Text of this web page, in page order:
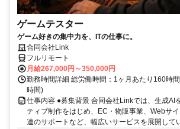
ゲームテスター
ゲーム好きの集中力を、ITの仕事に。
合同会社Link
フルリモート
月給267,000円～350,000円
勤務時間詳細 総労働時間：1ヶ月あたり160時
時間)
仕事内容 ●募集背景 合同会社Linkでは、生成AI
ティブ制作をはじめ、EC・物販事業、Webサ
連のサポートなど、幅広いサービスを展開して